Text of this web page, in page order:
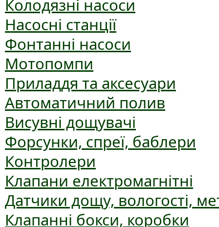
Колодязні насоси
Насосні станції
Фонтанні насоси
Мотопомпи
Приладдя та аксесуари
Автоматичний полив
Висувні дощувачі
Форсунки, спреї, баблери
Контролери
Клапани електромагнітні
Датчики дощу, вологості,
Клапанні бокси, коробки